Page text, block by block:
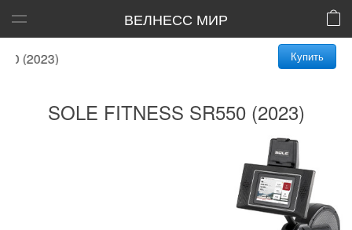
ВЕЛНЕСС МИР
(2023) Купить
SOLE FITNESS SR550 (2023)